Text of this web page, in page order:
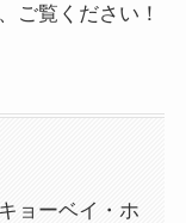
ご覧ください！
ョーベイ・ホ